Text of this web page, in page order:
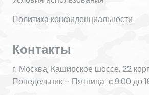
Политика конфиденциальности
Контакты
г. Москва, Каширское шоссе, 22
Понедельник – Пятница с 9:00 до